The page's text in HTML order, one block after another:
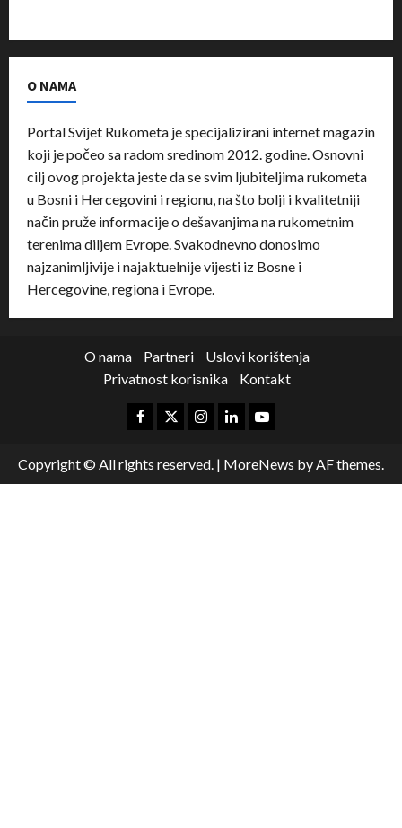
O NAMA
Portal Svijet Rukometa je specijalizirani internet magazin
koji je počeo sa radom sredinom 2012. godine. Osnovni
cilj ovog projekta jeste da se svim ljubiteljima rukometa
u Bosni i Hercegovini i regionu, na što bolji i kvalitetniji
način pruže informacije o dešavanjima na rukometnim
terenima diljem Evrope. Svakodnevno donosimo
najzanimljivije i najaktuelnije vijesti iz Bosne i
Hercegovine, regiona i Evrope.
O nama Partneri
Uslovi korištenja
Privatnost korisnika
Kontakt
Copyright © All rights reserved. | MoreNews by AF themes.